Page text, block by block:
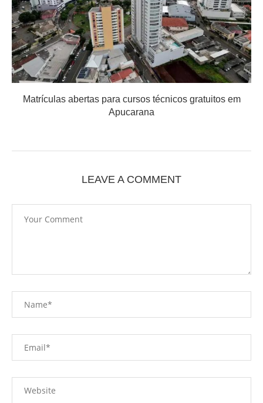
Matrículas abertas para cursos técnicos gratuitos em
Apucarana
LEAVE A COMMENT